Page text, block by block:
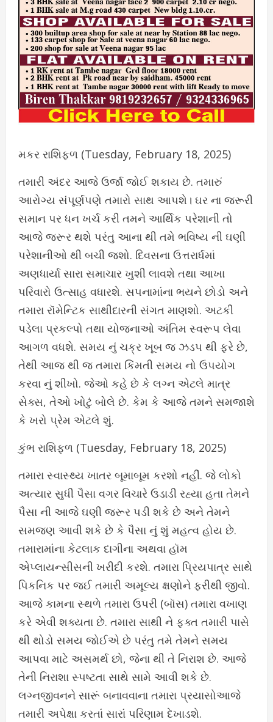
મકર રાશિફળ (Tuesday, February 18, 2025)
તમારી અંદર આજે ઉર્જા જોઈ શકાય છે. તમારું
આરોગ્ય સંપૂર્ણપણે તમારો સાથ આપશે। ઘર ના જરૂરી
સમાન પર ધન ખર્ચ કરી તમને આર્થિક પરેશાની તો
આજે જરૂર થશે પરંતુ આના થી તમે ભવિષ્ય ની ઘણી
પરેશાનીઓ થી બચી જશો. દિવસના ઉત્તરાર્ધમાં
અણધાર્યા સારા સમાચાર ખુશી લાવશે તથા આખા
પરિવારો ઉત્સાહ વધારશે. સપનામાંના ભયને છોડો અને
તમારા રૉમેન્ટિક સાથીદારની સંગત માણશો. અટકી
પડેલા પ્રકલ્પો તથા યોજનાઓ અંતિમ સ્વરૂપ લેવા
આગળ વધશે. સમય નું ચક્ર ખૂબ જ ઝડપ થી ફરે છે,
તેથી આજ થી જ તમારા કિંમતી સમય નો ઉપયોગ
કરવા નું શીખો. જેઓ કહે છે કે લગ્ન એટલે માત્ર
સેક્સ, તેઓ ખોટું બોલે છે. કેમ કે આજે તમને સમજાશે
કે ખરો પ્રેમ એટલે શું.
કુંભ રાશિફળ (Tuesday, February 18, 2025)
તમારા સ્વાસ્થ્ય ખાતર બૂમાબૂમ કરશો નહીં. જે લોકો
અત્યાર સુધી પૈસા વગર વિચારે ઉડાડી રહ્યા હતા તેમને
પૈસા ની આજે ઘણી જરૂર પડી શકે છે અને તેમને
સમજણ આવી શકે છે કે પૈસા નું શું મહત્વ હોય છે.
તમારામાંના કેટલાક દાગીના અથવા હૉમ
એપ્લાયન્સીસની ખરીદી કરશે. તમારા પ્રિયપાત્ર સાથે
પિકનિક પર જઈ તમારી અમૂલ્ય ક્ષણોને ફરીથી જીવો.
આજે કામના સ્થળે તમારા ઉપરી (બૉસ) તમારા વખાણ
કરે એવી શક્યતા છે. તમારા સાથી ને ફક્ત તમારી પાસે
થી થોડો સમય જોઈએ છે પરંતુ તમે તેમને સમય
આપવા માટે અસમર્થ છો, જેના થી તે નિરાશ છે. આજે
તેની નિરાશા સ્પષ્ટતા સાથે સામે આવી શકે છે.
લગ્નજીવનને સારૂં બનાવવાના તમારા પ્રયાસોઆજે
તમારી અપેક્ષા કરતાં સારાં પરિણામ દેખાડશે.